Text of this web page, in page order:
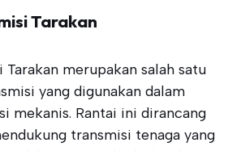
Tarakan
Tarakan merupakan salah satu
yang digunakan dalam
mekanis. Rantai ini dirancang
transmisi tenaga yang